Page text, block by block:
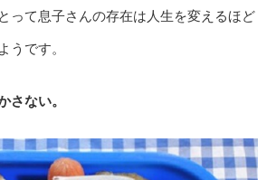
って息子さんの存在は人生を変えるほど
うです。
さない。